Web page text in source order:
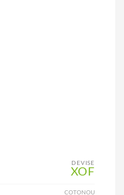
DEVISE
XOF
COTONOU